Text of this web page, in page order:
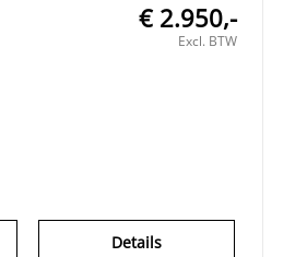
€ 2.950,-
Excl. BTW
Details